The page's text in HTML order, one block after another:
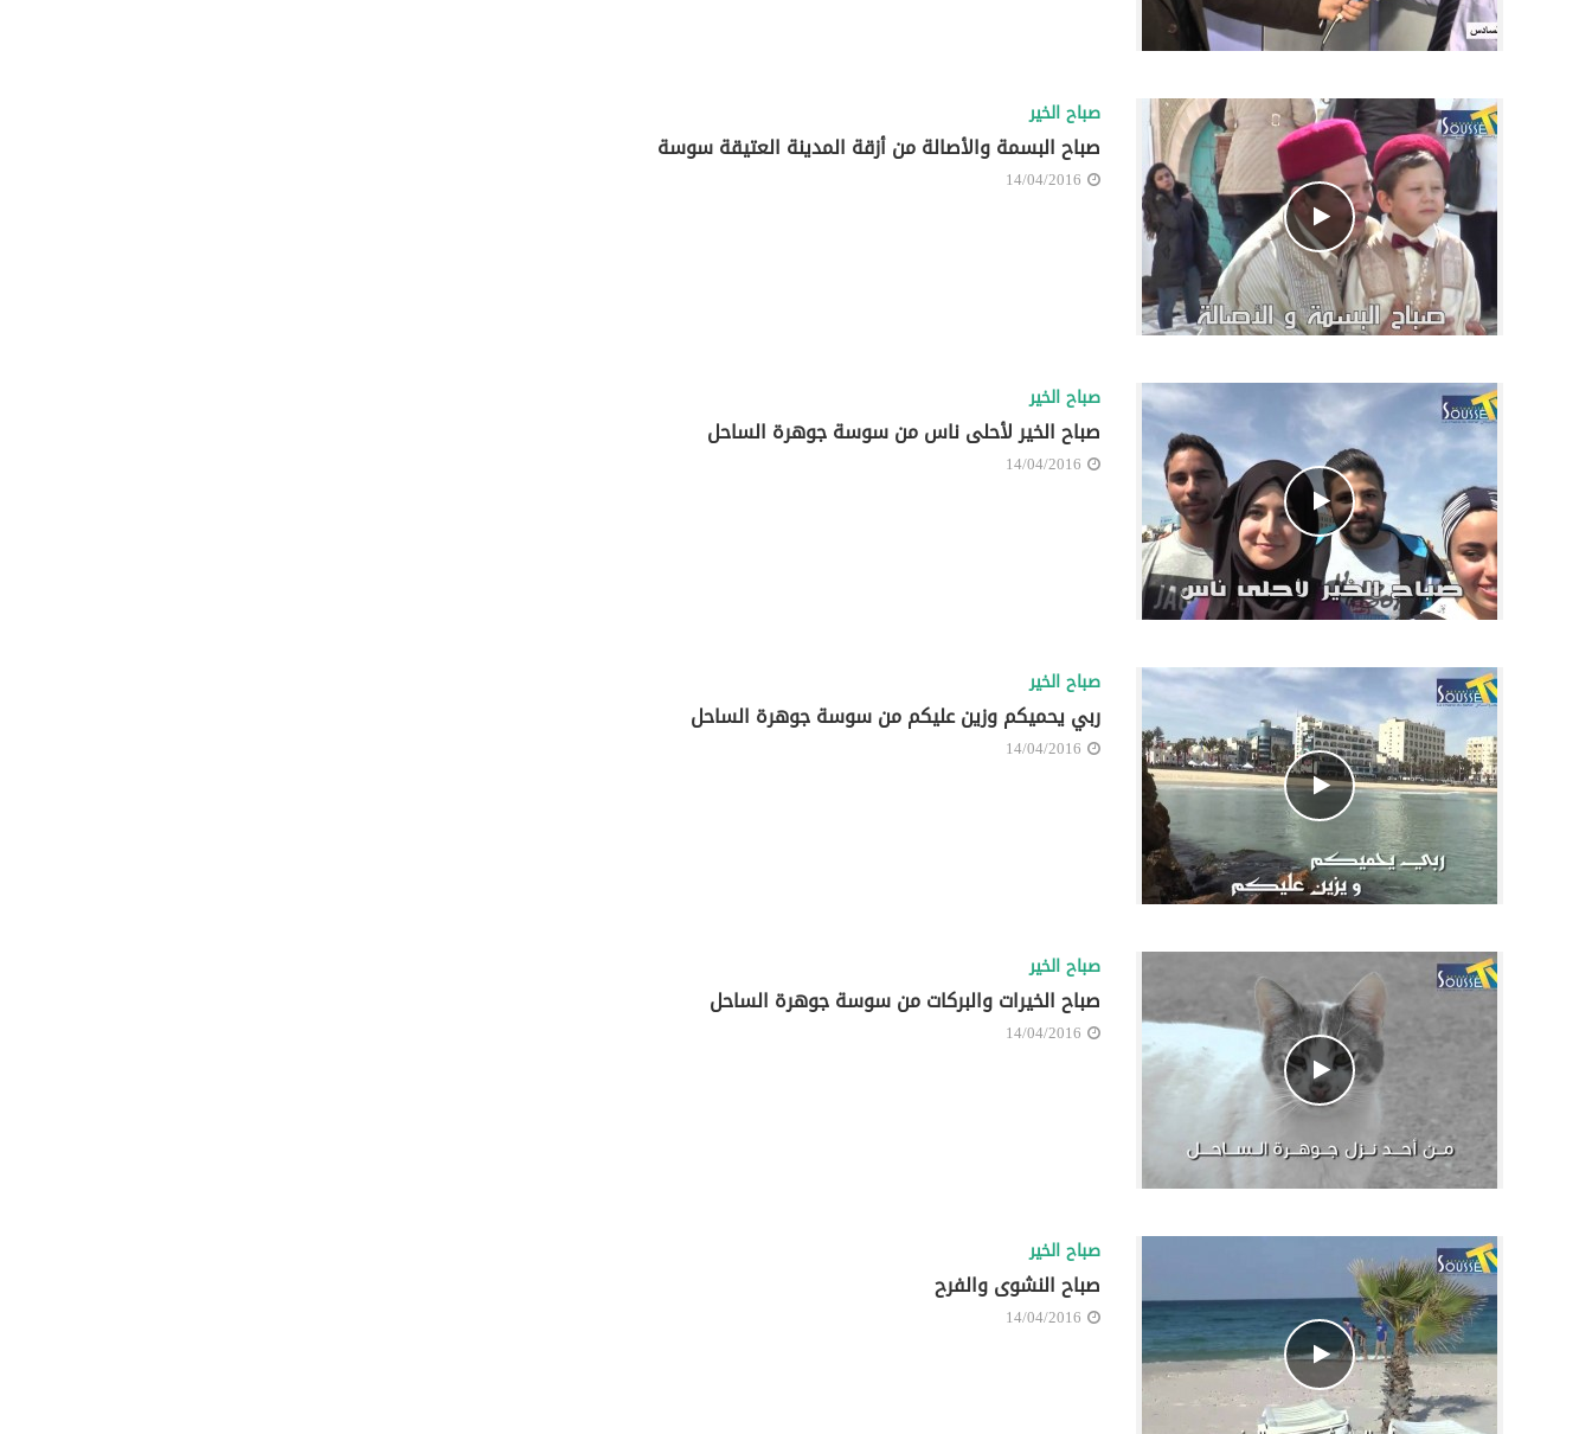
صباح الخير
صباح البسمة والأصالة من أزقة المدينة العتيقة سوسة
14/04/2016
صباح الخير
صباح الخير لأحلى ناس من سوسة جوهرة الساحل
14/04/2016
صباح الخير
ربي يحميكم وزين عليكم من سوسة جوهرة الساحل
14/04/2016
صباح الخير
صباح الخيرات والبركات من سوسة جوهرة الساحل
14/04/2016
صباح الخير
صباح النشوى والفرح
14/04/2016